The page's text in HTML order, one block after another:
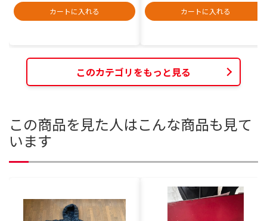
カートに入れる
カートに入れる
このカテゴリをもっと見る
この商品を見た人はこんな商品も見て
います